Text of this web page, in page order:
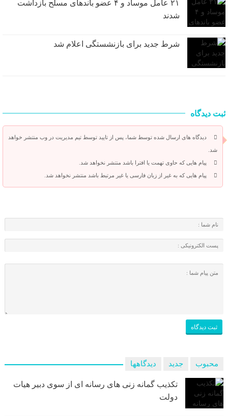
۲۱ عامل موساد و ۴ عضو باند‌های مسلح بازداشت
شدند
شرط جدید برای بازنشستگی اعلام شد
ثبت دیدگاه
دیدگاه های ارسال شده توسط شما، پس از تایید توسط تیم مدیریت در وب منتشر خواهد
شد.
پیام هایی که حاوی تهمت یا افترا باشد منتشر نخواهد شد.
پیام هایی که به غیر از زبان فارسی یا غیر مرتبط باشد منتشر نخواهد شد.
محبوب جدید دیدگاهها
تکذیب گمانه زنی های رسانه ای از سوی دبیر هیات
دولت